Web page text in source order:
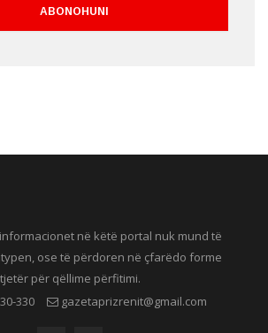
në këtë portal nuk mund të
ose të përdoren në çfarëdo forme
tjetër për qëllime përfitimi.
330
gazetaprizrenit@gmail.com